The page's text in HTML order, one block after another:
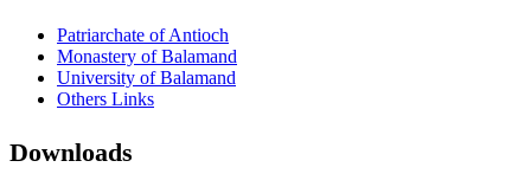
Patriarchate of Antioch
Monastery of Balamand
University of Balamand
Others Links
Downloads